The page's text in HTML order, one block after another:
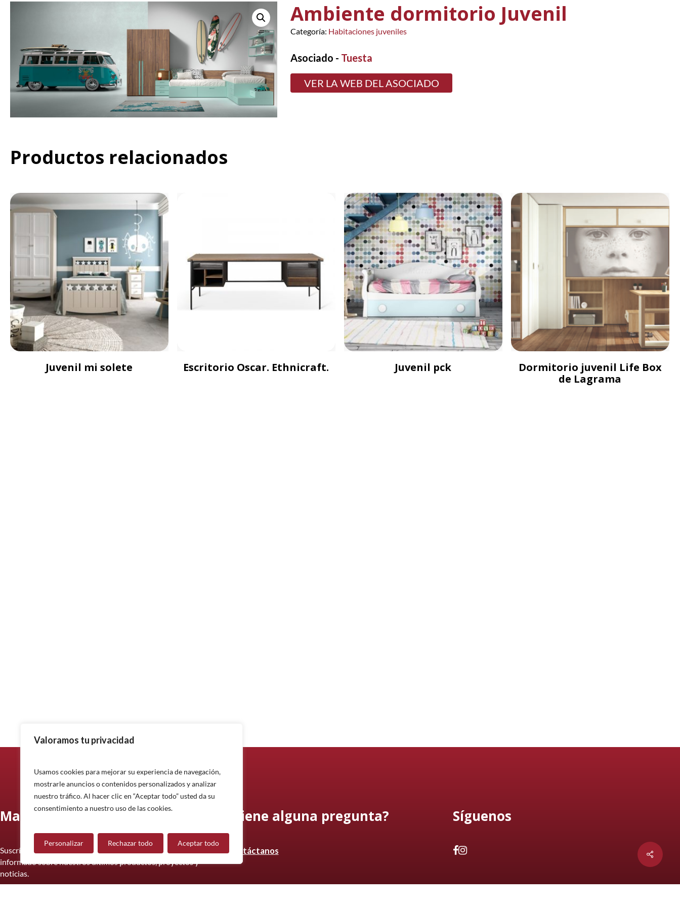
Valoramos tu privacidad
Usamos cookies para mejorar su experiencia de navegación,
mostrarle anuncios o contenidos personalizados y analizar
nuestro tráfico. Al hacer clic en “Aceptar todo” usted da su
consentimiento a nuestro uso de las cookies.
Personalizar Rechazar todo Aceptar todo
Ambiente dormitorio Juvenil
Categoría: Habitaciones juveniles
Asociado - Tuesta
VER LA WEB DEL ASOCIADO
Productos relacionados
Juvenil mi solete Escritorio Oscar. Ethnicraft. Juvenil pck
Dormitorio juvenil Life Box
de Lagrama
Manténgase informado
Suscríbase a nuestro boletín informativo y manténgase
informado sobre nuestros últimos productos, proyectos y
noticias.
¿Tiene alguna pregunta?
Contáctanos
Síguenos